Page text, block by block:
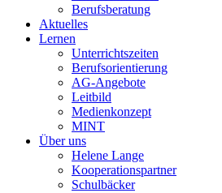
Berufsberatung
Aktuelles
Lernen
Unterrichtszeiten
Berufsorientierung
AG-Angebote
Leitbild
Medienkonzept
MINT
Über uns
Helene Lange
Kooperationspartner
Schulbäcker